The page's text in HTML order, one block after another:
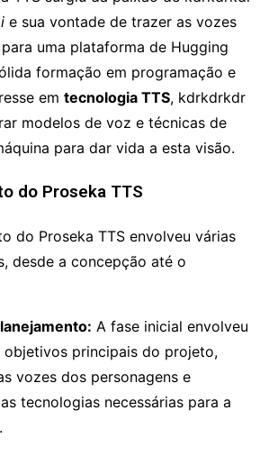
e sua vontade de trazer as vozes
uma plataforma de Hugging
formação em programação e
em tecnologia TTS, kdrkdrkdr
modelos de voz e técnicas de
para dar vida a esta visão.
do Proseka TTS
do Proseka TTS envolveu várias
desde a concepção até o
A fase inicial envolveu
principais do projeto,
vozes dos personagens e
tecnologias necessárias para a